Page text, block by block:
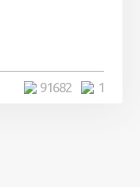
1
91682